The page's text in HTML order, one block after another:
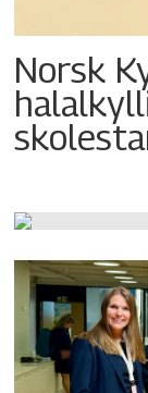
Norsk